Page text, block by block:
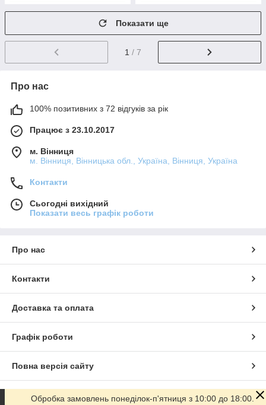
Показати ще
1 / 7
Про нас
100% позитивних з 72 відгуків за рік
Працює з 23.10.2017
м. Вінниця
м. Вінниця, Вінницька обл., Україна, Вінниця, Україна
Контакти
Сьогодні вихідний
Показати весь графік роботи
Про нас
Контакти
Доставка та оплата
Графік роботи
Повна версія сайту
Сайт створено на маркетплейсі Prom.ua
Обробка замовлень понеділок-п'ятниця з 10:00 до 18:00.